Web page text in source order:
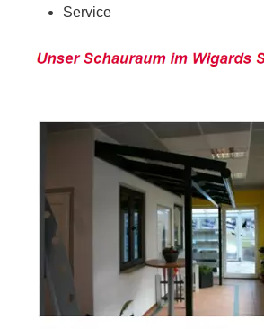
Service